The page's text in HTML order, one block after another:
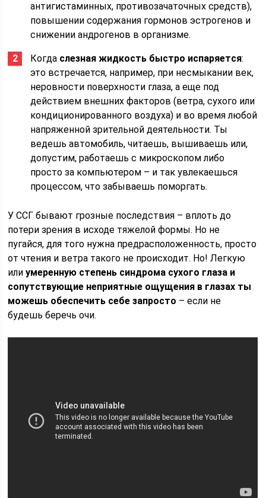
антигистаминных, противозачаточных средств),
повышении содержания гормонов эстрогенов и
снижении андрогенов в организме.
Когда слезная жидкость быстро испаряется:
это встречается, например, при несмыкании век,
неровности поверхности глаза, а еще под
действием внешних факторов (ветра, сухого или
кондиционированного воздуха) и во время любой
напряженной зрительной деятельности. Ты
ведешь автомобиль, читаешь, вышиваешь или,
допустим, работаешь с микроскопом либо
просто за компьютером – и так увлекаешься
процессом, что забываешь поморгать.
У ССГ бывают грозные последствия – вплоть до
потери зрения в исходе тяжелой формы. Но не
пугайся, для того нужна предрасположенность, просто
от чтения и ветра такого не происходит. Но! Легкую
илиумеренную степень синдрома сухого глаза и
сопутствующие неприятные ощущения в глазах ты
можешь обеспечить себе запросто – если не
будешь беречь очи.